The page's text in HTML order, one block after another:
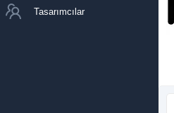
Tasarımcılar